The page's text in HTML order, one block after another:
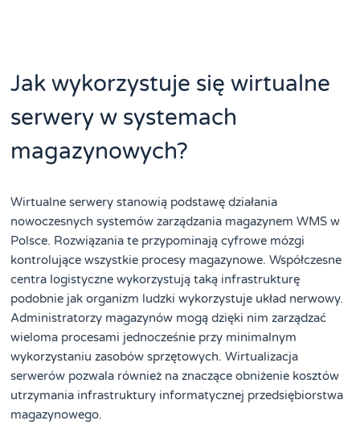
Jak wykorzystuje się wirtualne
serwery w systemach
magazynowych?
Wirtualne serwery stanowią podstawę działania
nowoczesnych systemów zarządzania magazynem WMS w
Polsce. Rozwiązania te przypominają cyfrowe mózgi
kontrolujące wszystkie procesy magazynowe. Współczesne
centra logistyczne wykorzystują taką infrastrukturę
podobnie jak organizm ludzki wykorzystuje układ nerwowy.
Administratorzy magazynów mogą dzięki nim zarządzać
wieloma procesami jednocześnie przy minimalnym
wykorzystaniu zasobów sprzętowych. Wirtualizacja
serwerów pozwala również na znaczące obniżenie kosztów
utrzymania infrastruktury informatycznej przedsiębiorstwa
magazynowego.